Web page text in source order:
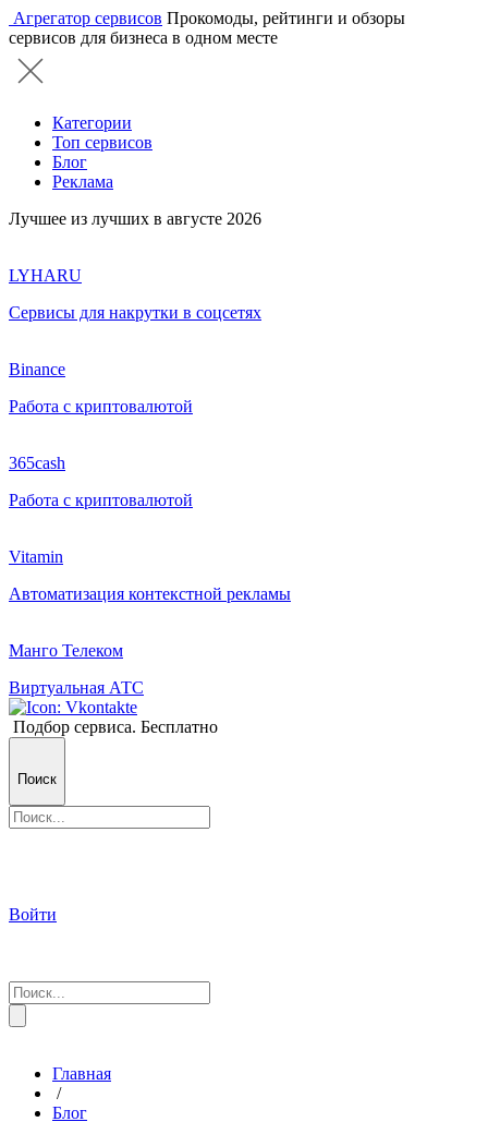
Агрегатор сервисов Прокомоды, рейтинги и обзоры
сервисов для бизнеса в одном месте
Категории
Топ сервисов
Блог
Реклама
Лучшее из лучших в августе 2026
LYHARU
Сервисы для накрутки в соцсетях
Binance
Работа с криптовалютой
365cash
Работа с криптовалютой
Vitamin
Автоматизация контекстной рекламы
Манго Телеком
Виртуальная АТС
Подбор сервиса. Бесплатно
Поиск
Войти
Главная
/
Блог